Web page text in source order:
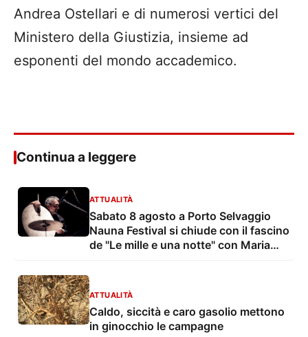
Andrea Ostellari e di numerosi vertici del
Ministero della Giustizia, insieme ad
esponenti del mondo accademico.
Continua a leggere
ATTUALITÀ
Sabato 8 agosto a Porto Selvaggio
Nauna Festival si chiude con il fascino
de "Le mille e una notte" con Maria
ATTUALITÀ
Caldo, siccità e caro gasolio mettono
in ginocchio le campagne